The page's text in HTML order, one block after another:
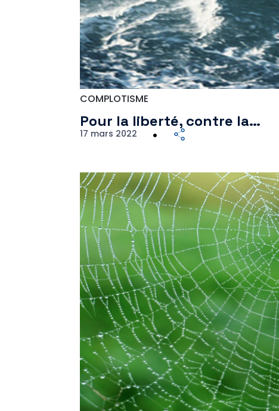
COMPLOTISME
Pour la liberté, contre la…
17 mars 2022